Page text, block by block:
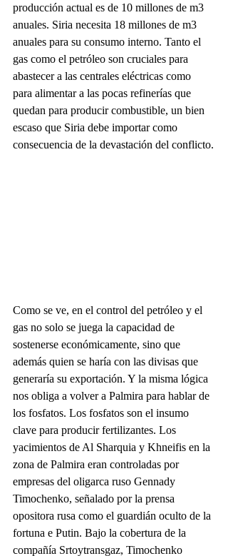
producción actual es de 10 millones de m3
anuales. Siria necesita 18 millones de m3
anuales para su consumo interno. Tanto el
gas como el petróleo son cruciales para
abastecer a las centrales eléctricas como
para alimentar a las pocas refinerías que
quedan para producir combustible, un bien
escaso que Siria debe importar como
consecuencia de la devastación del conflicto.
Como se ve, en el control del petróleo y el
gas no solo se juega la capacidad de
sostenerse económicamente, sino que
además quien se haría con las divisas que
generaría su exportación. Y la misma lógica
nos obliga a volver a Palmira para hablar de
los fosfatos. Los fosfatos son el insumo
clave para producir fertilizantes. Los
yacimientos de Al Sharquia y Khneifis en la
zona de Palmira eran controladas por
empresas del oligarca ruso Gennady
Timochenko, señalado por la prensa
opositora rusa como el guardián oculto de la
fortuna e Putin. Bajo la cobertura de la
compañía Srtoytransgaz, Timochenko